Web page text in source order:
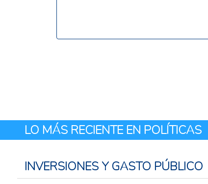
LO MÁS RECIENTE EN POLÍTICAS
INVERSIONES Y GASTO PÚBLICO